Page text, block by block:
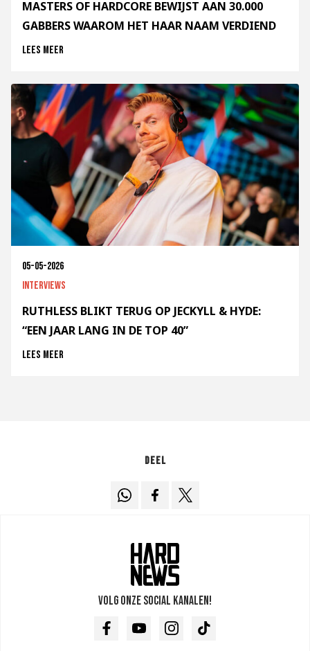
MASTERS OF HARDCORE BEWIJST AAN 30.000
GABBERS WAAROM HET HAAR NAAM VERDIEND
Lees meer
05-05-2026
Interviews
RUTHLESS BLIKT TERUG OP JECKYLL & HYDE:
“EEN JAAR LANG IN DE TOP 40”
Lees meer
Deel
Volg onze social kanalen!
FacebookYoutubeInstagramTikTok